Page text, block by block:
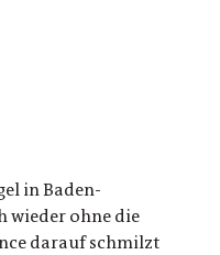
in Baden-
wieder ohne die
darauf schmilzt